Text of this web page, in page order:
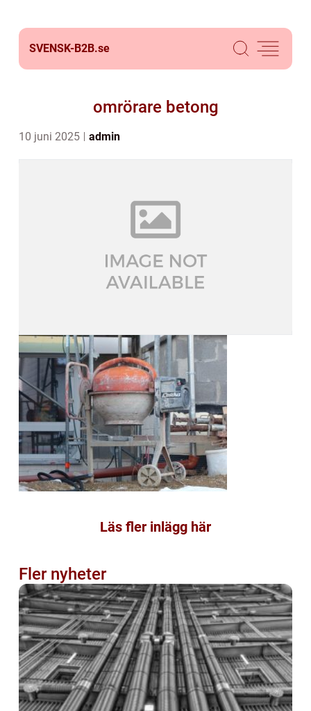
SVENSK-B2B.se
omrörare betong
10 juni 2025 admin
Läs fler inlägg här
Fler nyheter